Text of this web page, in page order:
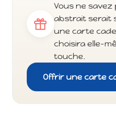
Vous ne
abstrait serait
une carte
choisira elle-
touche.
Offrir une carte